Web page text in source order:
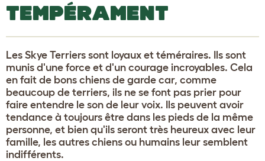
TEMPÉRAMENT
Les Skye Terriers sont loyaux et téméraires. Ils sont
munis d'une force et d'un courage incroyables. Cela
en fait de bons chiens de garde car, comme
beaucoup de terriers, ils ne se font pas prier pour
faire entendre le son de leur voix. Ils peuvent avoir
tendance à toujours être dans les pieds de la même
personne, et bien qu'ils seront très heureux avec leur
famille, les autres chiens ou humains leur semblent
indifférents.